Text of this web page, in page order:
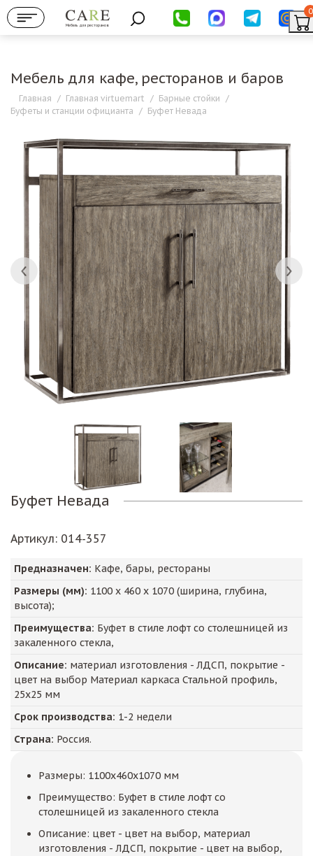
Мебель для ресторанов
0
Мебель для кафе, ресторанов и баров
Главная / Главная virtuemart / Барные стойки /
Буфеты и станции официанта / Буфет Невада
Буфет Невада
Артикул: 014-357
Предназначен: Кафе, бары, рестораны
Размеры (мм): 1100 х 460 х 1070 (ширина, глубина,
высота);
Преимущества: Буфет в стиле лофт со столешницей из
закаленного стекла,
Описание: материал изготовления - ЛДСП, покрытие -
цвет на выбор Материал каркаса Стальной профиль,
25х25 мм
Срок производства: 1-2 недели
Страна: Россия.
Размеры: 1100x460x1070 мм
Преимущество: Буфет в стиле лофт со
столешницей из закаленного стекла
Описание: цвет - цвет на выбор, материал
изготовления - ЛДСП, покрытие - цвет на выбор,